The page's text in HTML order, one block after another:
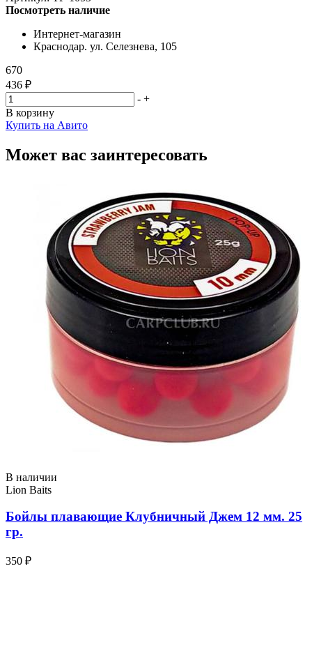
Посмотреть наличие
Интернет-магазин
Краснодар. ул. Селезнева, 105
670
436 ₽
- +
В корзину
Купить на Авито
Может вас заинтересовать
В наличии
Lion Baits
Бойлы плавающие Клубничный Джем 12 мм. 25
гр.
350 ₽